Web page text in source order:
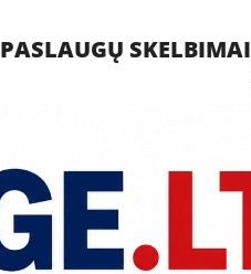
PASLAUGŲ SKELBIMAI